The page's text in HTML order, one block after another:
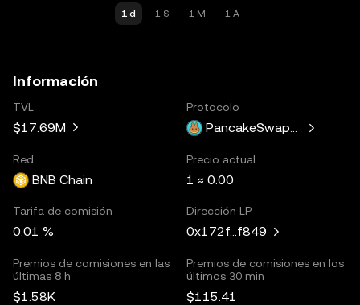
1 d 1 S 1 M 1 A
Información
TVL
$17.69M
Protocolo
PancakeSwapV3
Red
BNB Chain
Precio actual
1 ≈ 0.00
Tarifa de comisión
0.01 %
Dirección LP
0x172f...f849
Premios de comisiones en las
últimas 8 h
$1.58K
Premios de comisiones en los
últimos 30 min
$115.41